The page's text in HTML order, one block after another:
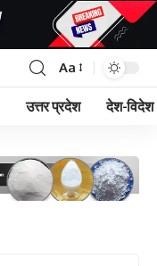
Aa
उत्तर प्रदेश देश-विदेश